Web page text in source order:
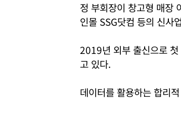
정 부회장이 창고형 매장
인몰 SSG닷컴 등의 신사
2019년 외부 출신으로
고 있다.
데이터를 활용하는 합리